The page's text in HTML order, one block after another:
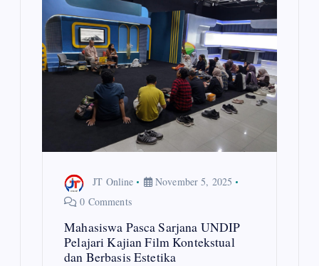
JT Online
November 5, 2025
0 Comments
Mahasiswa Pasca Sarjana UNDIP
Pelajari Kajian Film Kontekstual
dan Berbasis Estetika